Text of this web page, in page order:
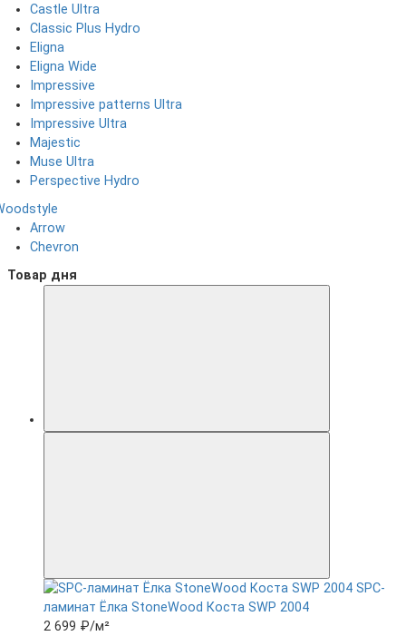
Castle Ultra
Classic Plus Hydro
Eligna
Eligna Wide
Impressive
Impressive patterns Ultra
Impressive Ultra
Majestic
Muse Ultra
Perspective Hydro
Arrow
Chevron
Товар дня
SPC-
ламинат Ëлка StoneWood Коста SWP 2004
2 699 ₽/м²